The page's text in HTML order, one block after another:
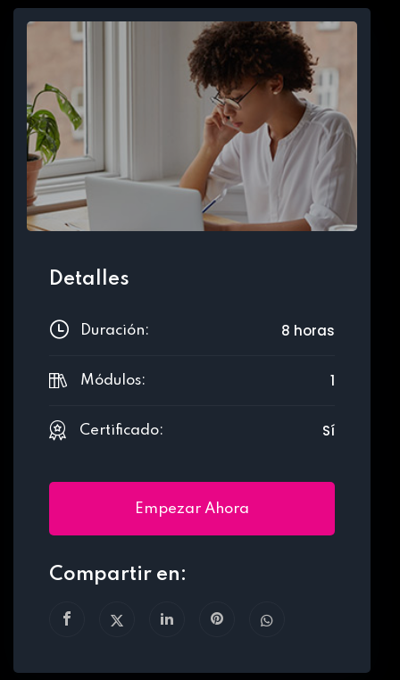
Detalles
Duración: 8 horas
Módulos: 1
Certificado: Sí
Empezar Ahora
Compartir en: